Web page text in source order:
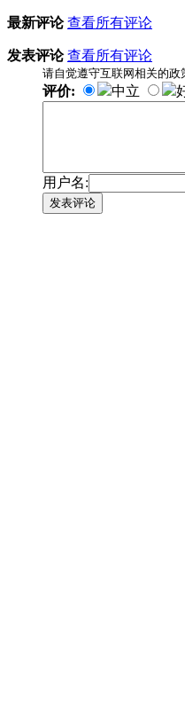
最新评论 查看所有评论
发表评论 查看所有评论
请自觉遵守互联网相关的
评价: 中立
用户名:
发表评论